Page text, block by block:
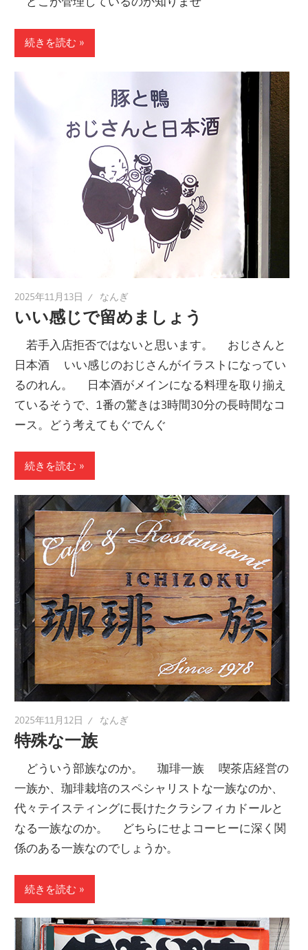
続きを読む
2025年11月13日 なんぎ
いい感じで留めましょう
若手入店拒否ではないと思います。 おじさんと
日本酒 いい感じのおじさんがイラストになってい
るのれん。 日本酒がメインになる料理を取り揃え
ているそうで、1番の驚きは3時間30分の長時間なコ
ース。どう考えてもぐでんぐ
続きを読む
2025年11月12日 なんぎ
特殊な一族
どういう部族なのか。 珈琲一族 喫茶店経営の
一族か、珈琲栽培のスペシャリストな一族なのか、
代々テイスティングに長けたクラシフィカドールと
なる一族なのか。 どちらにせよコーヒーに深く関
係のある一族なのでしょうか。
続きを読む